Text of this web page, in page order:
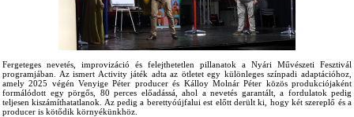
Fergeteges nevetés, improvizáció és felejthetetlen pillanatok a Nyári Művészeti Fesztivál
programjában. Az ismert Activity játék adta az ötletet egy különleges színpadi adaptációhoz,
amely 2025 végén Venyige Péter producer és Kálloy Molnár Péter közös produkciójaként
formálódott egy pörgős, 80 perces előadássá, ahol a nevetés garantált, a fordulatok pedig
teljesen kiszámíthatatlanok. Az pedig a berettyóújfalui est előtt derült ki, hogy két szereplő és a
producer is kötődik környékünkhöz.